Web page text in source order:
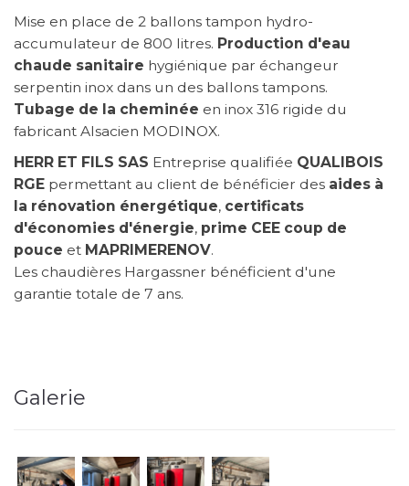
Mise en place de 2 ballons tampon hydro-
accumulateur de 800 litres. Production d'eau
chaude sanitaire hygiénique par échangeur
serpentin inox dans un des ballons tampons.
Tubage de la cheminée en inox 316 rigide du
fabricant Alsacien MODINOX.
HERR ET FILS SAS Entreprise qualifiée QUALIBOIS
RGE permettant au client de bénéficier des aides à
la rénovation énergétique, certificats
d'économies d'énergie, prime CEE coup de
pouce et MAPRIMERENOV.
Les chaudières Hargassner bénéficient d'une
garantie totale de 7 ans.
Galerie